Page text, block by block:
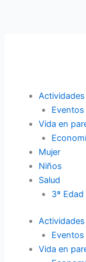
Eventos
Vida en
Mujer
Niños
Salud
3ª Edad
Eventos
Vida en